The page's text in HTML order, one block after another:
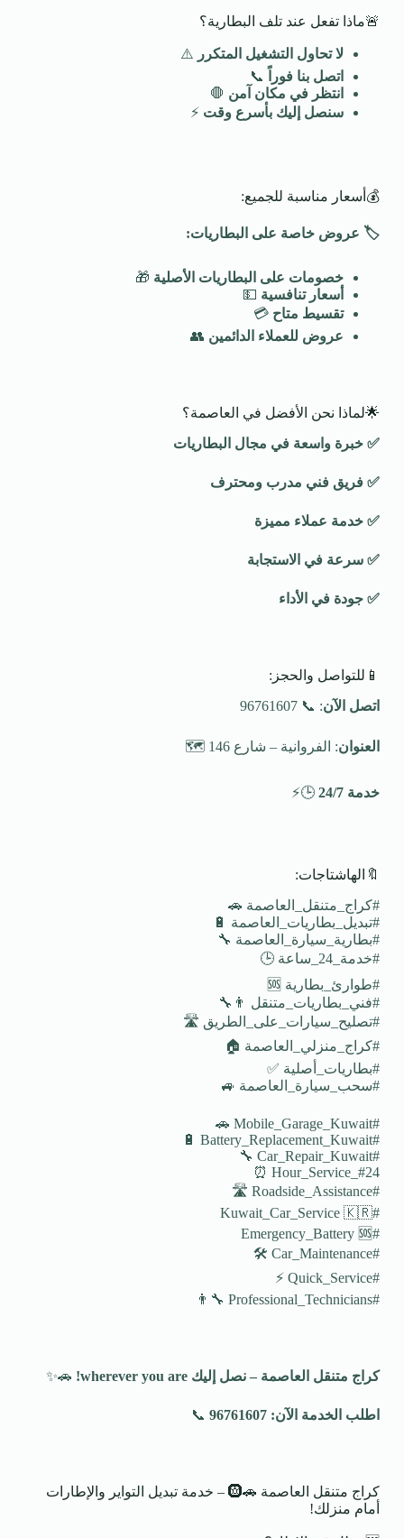
🚨ماذا تفعل عند تلف البطارية؟
لا تحاول التشغيل المتكرر ⚠️
اتصل بنا فوراً
📞
انتظر في مكان آمن 🛑
سنصل إليك بأسرع وقت ⚡
💰أسعار مناسبة للجميع:
🏷️ عروض خاصة على البطاريات:
خصومات على البطاريات الأصلية 🎁
أسعار تنافسية 💵
تقسيط متاح 💳
عروض للعملاء الدائمين 👥
🌟لماذا نحن الأفضل في العاصمة؟
✅ خبرة واسعة في مجال البطاريات
✅ فريق فني مدرب ومحترف
✅ خدمة عملاء مميزة
✅ سرعة في الاستجابة
✅ جودة في الأداء
📱للتواصل والحجز:
اتصل الآن: 📞 96761607
العنوان: الفروانية – شارع 146 🗺️
خدمة 24/7 🕒⚡
🔖الهاشتاجات:
#كراج_متنقل_العاصمة 🚗
#تبديل_بطاريات_العاصمة 🔋
#بطارية_سيارة_العاصمة 🔧
#خدمة_24_ساعة 🕒
#طوارئ_بطارية 🆘
#فني_بطاريات_متنقل 👨‍🔧
#تصليح_سيارات_على_الطريق 🛣️
#كراج_منزلي_العاصمة 🏠
#بطاريات_أصلية ✅
#سحب_سيارة_العاصمة 🚙
#Mobile_Garage_Kuwait 🚗
#Battery_Replacement_Kuwait 🔋
#Car_Repair_Kuwait 🔧
#24_Hour_Service ⏰
#Roadside_Assistance 🛣️
#Kuwait_Car_Service 🇰🇷
#Emergency_Battery 🆘
#Car_Maintenance 🛠️
#Quick_Service ⚡
#Professional_Technicians 👨‍🔧
كراج متنقل العاصمة – نصل إليك 🚗✨
اطلب الخدمة الآن: 96761607 📞
كراج متنقل العاصمة 🚗🛞 – خدمة تبديل التواير والإطارات
أمام منزلك!